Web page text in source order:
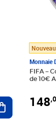
Ajouter au
Monnaie
FIFA –
de 10€
148